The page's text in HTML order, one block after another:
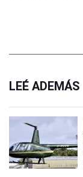
LEÉ ADEMÁS